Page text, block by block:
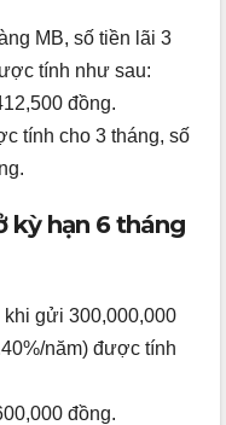
MB, số tiền lãi 3
tính như sau:
đồng.
tính cho 3 tháng, số
kỳ hạn 6 tháng
gửi 300,000,000
năm) được tính
đồng.